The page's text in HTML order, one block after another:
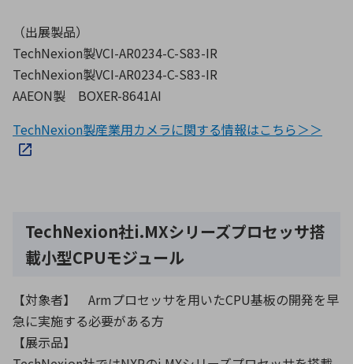
（出展製品）
TechNexion製VCI-AR0234-C-S83-IR
TechNexion製VCI-AR0234-C-S83-IR
AAEON製 BOXER-8641AI
TechNexion製産業用カメラに関する情報はこちら＞＞
TechNexion社i.MXシリーズプロセッサ搭
載小型CPUモジュール
【対象者】 Armプロセッサを用いたCPU基板の開発を早
急に実施する必要がある方
【展示品】